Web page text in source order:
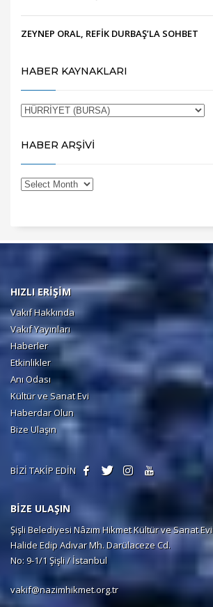
ZEYNEP ORAL, REFİK DURBAŞ’LA SOHBET
HABER KAYNAKLARI
HABER ARŞİVİ
HIZLI ERİŞİM
Vakıf Hakkında
Vakıf Yayınları
Haberler
Etkinlikler
Anı Odası
Kültür ve Sanat Evi
Haberdar Olun
Bize Ulaşın
BİZİ TAKİP EDİN
BİZE ULAŞIN
Şişli Belediyesi Nâzım Hikmet Kültür ve Sanat Evi
Halide Edip Adıvar Mh. Darülaceze Cd.
No: 9-1/1 Şişli / İstanbul
vakif@nazimhikmet.org.tr